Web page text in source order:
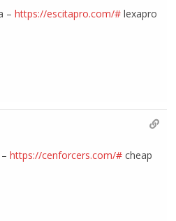
–https://escitapro.com/# lexapro
–https://cenforcers.com/# cheap